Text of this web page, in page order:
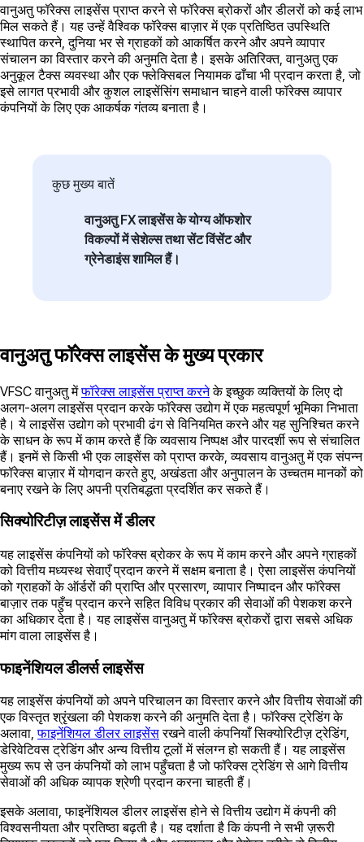
वानुअतु फॉरेक्स लाइसेंस प्राप्त करने से फॉरेक्स ब्रोकरों और डीलरों को कई लाभ
मिल सकते हैं। यह उन्हें वैश्विक फॉरेक्स बाज़ार में एक प्रतिष्ठित उपस्थिति
स्थापित करने, दुनिया भर से ग्राहकों को आकर्षित करने और अपने व्यापार
संचालन का विस्तार करने की अनुमति देता है। इसके अतिरिक्त, वानुअतु एक
अनुकूल टैक्स व्यवस्था और एक फ्लेक्सिबल नियामक ढाँचा भी प्रदान करता है, जो
इसे लागत प्रभावी और कुशल लाइसेंसिंग समाधान चाहने वाली फॉरेक्स व्यापार
कंपनियों के लिए एक आकर्षक गंतव्य बनाता है।
वानुअतु FX लाइसेंस के योग्य ऑफशोर
विकल्पों में सेशेल्स तथा सेंट विंसेंट और
ग्रेनेडाइंस शामिल हैं।
कुछ मुख्य बातें
वानुअतु फॉरेक्स लाइसेंस के मुख्य प्रकार
VFSC वानुअतु मेंफॉरेक्स लाइसेंस प्राप्त करनेके इच्छुक व्यक्तियों के लिए दो
अलग-अलग लाइसेंस प्रदान करके फॉरेक्स उद्योग में एक महत्वपूर्ण भूमिका निभाता
है। ये लाइसेंस उद्योग को प्रभावी ढंग से विनियमित करने और यह सुनिश्चित करने
के साधन के रूप में काम करते हैं कि व्यवसाय निष्पक्ष और पारदर्शी रूप से संचालित
हैं। इनमें से किसी भी एक लाइसेंस को प्राप्त करके, व्यवसाय वानुअतु में एक संपन्न
फॉरेक्स बाज़ार में योगदान करते हुए, अखंडता और अनुपालन के उच्चतम मानकों को
बनाए रखने के लिए अपनी प्रतिबद्धता प्रदर्शित कर सकते हैं।
सिक्योरिटीज़ लाइसेंस में डीलर
यह लाइसेंस कंपनियों को फॉरेक्स ब्रोकर के रूप में काम करने और अपने ग्राहकों
को वित्तीय मध्यस्थ सेवाएँ प्रदान करने में सक्षम बनाता है। ऐसा लाइसेंस कंपनियों
को ग्राहकों के ऑर्डरों की प्राप्ति और प्रसारण, व्यापार निष्पादन और फॉरेक्स
बाज़ार तक पहुँच प्रदान करने सहित विविध प्रकार की सेवाओं की पेशकश करने
का अधिकार देता है। यह लाइसेंस वानुअतु में फॉरेक्स ब्रोकरों द्वारा सबसे अधिक
मांग वाला लाइसेंस है।
फाइनेंशियल डीलर्स लाइसेंस
यह लाइसेंस कंपनियों को अपने परिचालन का विस्तार करने और वित्तीय सेवाओं की
एक विस्तृत श्रृंखला की पेशकश करने की अनुमति देता है। फॉरेक्स ट्रेडिंग के
अलावा,फाइनेंशियल डीलर लाइसेंसरखने वाली कंपनियाँ सिक्योरिटीज़ ट्रेडिंग,
डेरिवेटिवस ट्रेडिंग और अन्य वित्तीय टूलों में संलग्न हो सकती हैं। यह लाइसेंस
मुख्य रूप से उन कंपनियों को लाभ पहुँचता है जो फॉरेक्स ट्रेडिंग से आगे वित्तीय
सेवाओं की अधिक व्यापक श्रेणी प्रदान करना चाहती हैं।
इसके अलावा, फाइनेंशियल डीलर लाइसेंस होने से वित्तीय उद्योग में कंपनी की
विश्वसनीयता और प्रतिष्ठा बढ़ती है। यह दर्शाता है कि कंपनी ने सभी ज़रूरी